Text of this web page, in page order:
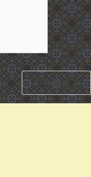
SUIVANT